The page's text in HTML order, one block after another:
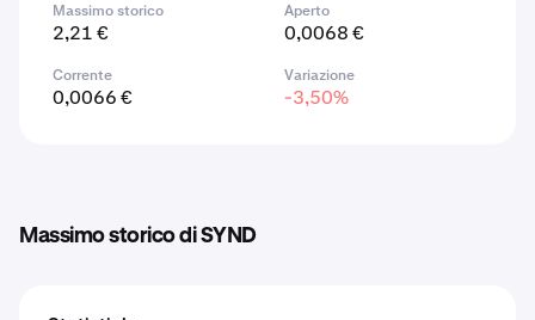
Massimo storico
2,21 €
Aperto
0,0068 €
Corrente
0,0066 €
Variazione
-3,50%
Massimo storico di SYND